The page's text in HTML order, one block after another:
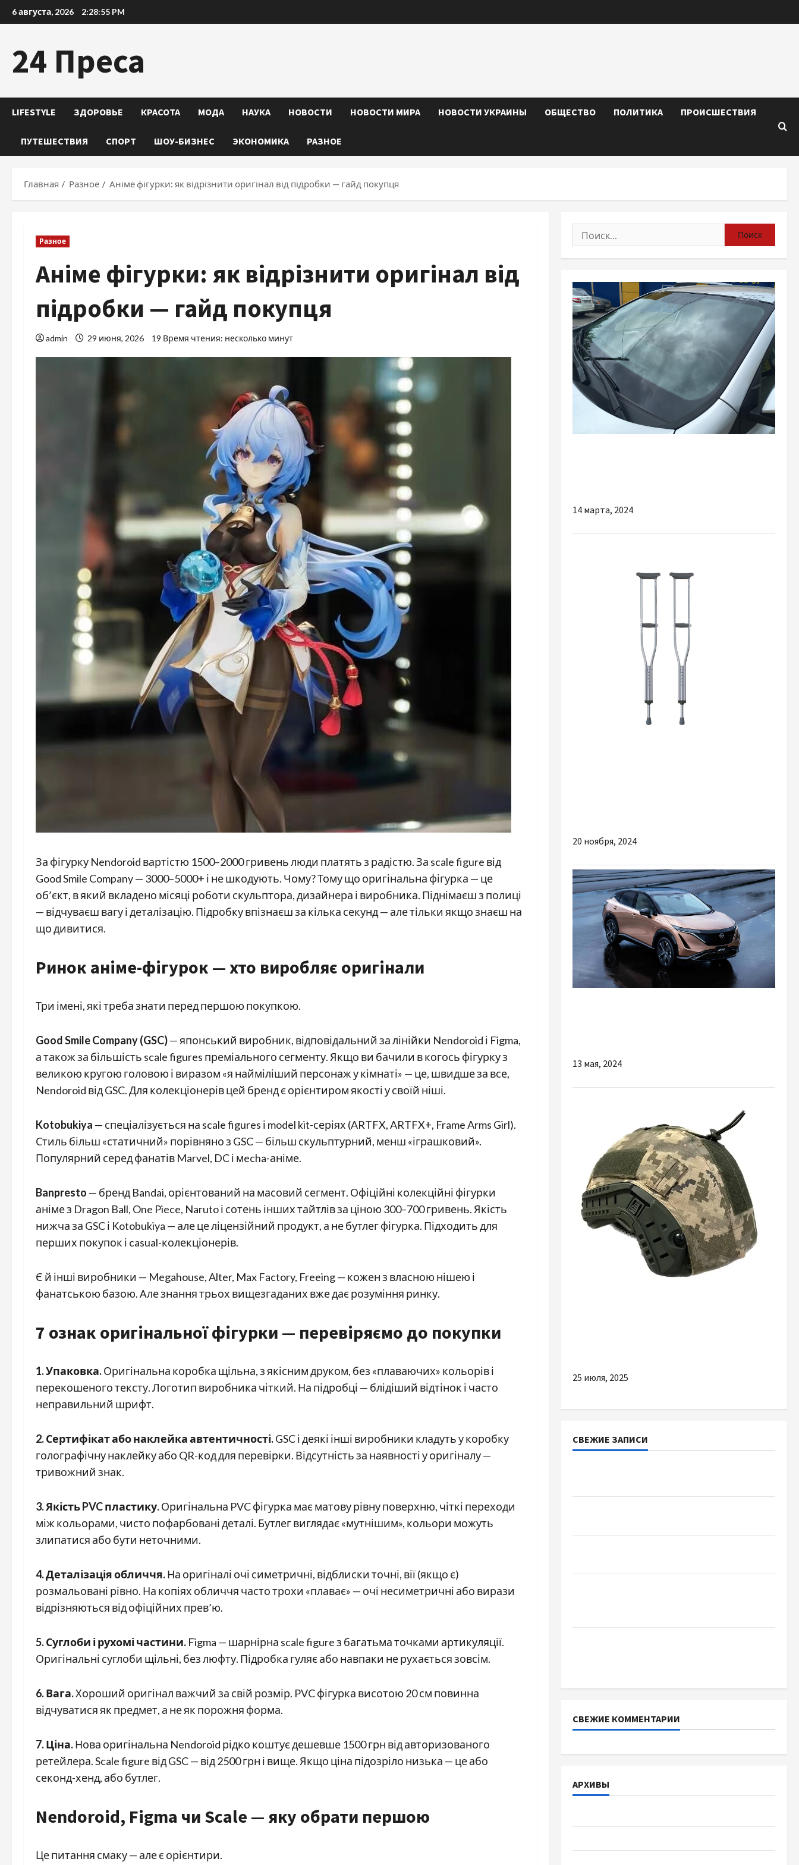
Перейти
к
6 августа, 2026 2:28:56 PM
24 Преса
LIFESTYLE ЗДОРОВЬЕ КРАСОТА МОДА НАУКА НОВОСТИ НОВОСТИ МИРА НОВОСТИ УКРАИНЫ ОБЩЕСТВО ПОЛИТИКА ПРОИСШЕСТВИЯ
ПУТЕШЕСТВИЯ СПОРТ ШОУ-БИЗНЕС ЭКОНОМИКА РАЗНОЕ
Главная Разное Аніме фігурки: як відрізнити оригінал від підробки — гайд покупця
Разное
Аніме фігурки: як відрізнити оригінал від
підробки — гайд покупця
admin 29 июня, 2026 19 Время чтения: несколько минут
За фігурку Nendoroid вартістю 1500–2000 гривень люди платять з радістю. За scale figure від
Good Smile Company — 3000–5000+ і не шкодують. Чому? Тому що оригінальна фігурка — це
об’єкт, в який вкладено місяці роботи скульптора, дизайнера і виробника. Піднімаєш з полиці
— відчуваєш вагу і деталізацію. Підробку впізнаєш за кілька секунд — але тільки якщо знаєш на
що дивитися.
Ринок аніме-фігурок — хто виробляє оригінали
Три імені, які треба знати перед першою покупкою.
Good Smile Company (GSC)— японський виробник, відповідальний за лінійки Nendoroid і Figma,
а також за більшість scale figures преміального сегменту. Якщо ви бачили в когось фігурку з
великою кругою головою і виразом «я найміліший персонаж у кімнаті» — це, швидше за все,
Nendoroid від GSC. Для колекціонерів цей бренд є орієнтиром якості у своїй ніші.
Kotobukiya — спеціалізується на scale figures і model kit-серіях (ARTFX, ARTFX+, Frame Arms Girl).
Стиль більш «статичний» порівняно з GSC — більш скульптурний, менш «іграшковий».
Популярний серед фанатів Marvel, DC і мecha-аніме.
Banpresto — бренд Bandai, орієнтований на масовий сегмент. Офіційні колекційні фігурки
аніме з Dragon Ball, One Piece, Naruto і сотень інших тайтлів за ціною 300–700 гривень. Якість
нижча за GSC і Kotobukiya — але це ліцензійний продукт, а не бутлег фігурка. Підходить для
перших покупок і casual-колекціонерів.
Є й інші виробники — Megahouse, Alter, Max Factory, Freeing — кожен з власною нішею і
фанатською базою. Але знання трьох вищезгаданих вже дає розуміння ринку.
7 ознак оригінальної фігурки — перевіряємо до покупки
1. Упаковка.Оригінальна коробка щільна, з якісним друком, без «плаваючих» кольорів і
перекошеного тексту. Логотип виробника чіткий. На підробці — блідіший відтінок і часто
неправильний шрифт.
2. Сертифікат або наклейка автентичності.GSC і деякі інші виробники кладуть у коробку
голографічну наклейку або QR-код для перевірки. Відсутність за наявності у оригіналу —
тривожний знак.
3. Якість PVC пластику.Оригінальна PVC фігурка має матову рівну поверхню, чіткі переходи
між кольорами, чисто пофарбовані деталі. Бутлег виглядає «мутнішим», кольори можуть
злипатися або бути неточними.
4. Деталізація обличчя.На оригіналі очі симетричні, відблиски точні, вії (якщо є)
розмальовані рівно. На копіях обличчя часто трохи «плаває» — очі несиметричні або вирази
відрізняються від офіційних прев’ю.
5. Суглоби і рухомі частини. Figma — шарнірна scale figure з багатьма точками артикуляції.
Оригінальні суглоби щільні, без люфту. Підробка гуляє або навпаки не рухається зовсім.
6. Вага.Хороший оригінал важчий за свій розмір. PVC фігурка висотою 20 см повинна
відчуватися як предмет, а не як порожня форма.
7. Ціна.Нова оригінальна Nendoroid рідко коштує дешевше 1500 грн від авторизованого
ретейлера. Scale figure від GSC — від 2500 грн і вище. Якщо ціна підозріло низька — це або
секонд-хенд, або бутлег.
Nendoroid, Figma чи Scale — яку обрати першою
Це питання смаку — але є орієнтири.
Найти:
14 марта, 2024
20 ноября, 2024
13 мая, 2024
25 июля, 2025
СВЕЖИЕ ЗАПИСИ
СВЕЖИЕ КОММЕНТАРИИ
АРХИВЫ